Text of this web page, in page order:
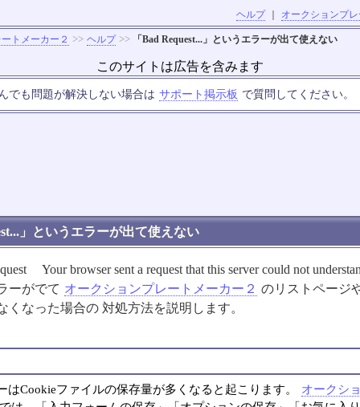
ヘルプ オークションプ
トメーカー２ >> ヘルプ >> 「Bad Request...」というエラーが出て使えない
このサイトは広告を含みます
でも問題が解決しない場合は サポート掲示板 で質問してください。
」というエラーが出て使えない
Your browser sent a request that this server could not
ーがでて オークションプレートメーカー２ のリストページ
くなった場合の 対処方法を説明します。
はCookieファイルの保存量が多くなると起こります。
オークシ